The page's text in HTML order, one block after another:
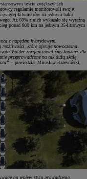
teście zwiększył ich
regularnie monitorowali swoje
kilometrów na jednym baku
Aż 60% z nich wykazało się wyraźną
ponad 800 km na jednym 35-litrowym
z napędem hybrydowym.
które oferuje nowoczesna
Walder zorganizowaliśmy konkurs dla
przeprowadzone na tak dużą skalę
– powiedział Mirosław Krzewiński,
na wpływ stylu prowadzenia